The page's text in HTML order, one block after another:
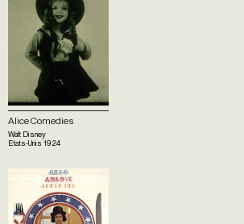
Alice Comedies
Walt Disney
Etats-Unis 1924